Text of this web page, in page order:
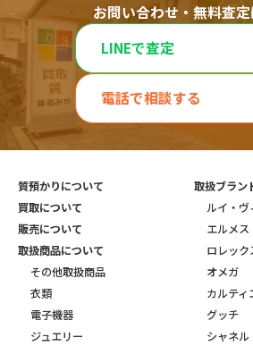
お問い合わせ・無料査
LINEで査定
電話で相談する
質預かりについて
買取について
販売について
取扱商品について
その他取扱商品
衣類
電子機器
ジュエリー
取扱ブラン
ルイ・ヴ
エルメス
ロレック
オメガ
カルティ
グッチ
シャネル